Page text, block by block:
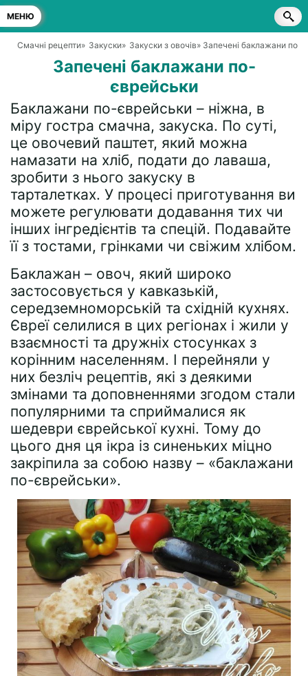
МЕНЮ
Смачні рецепти» Закуски» Закуски з овочів» Запечені баклажани по-
Запечені баклажани по-
єврейськи
Баклажани по-єврейськи – ніжна, в
міру гостра смачна, закуска. По суті,
це овочевий паштет, який можна
намазати на хліб, подати до лаваша,
зробити з нього закуску в
тарталетках. У процесі приготування ви
можете регулювати додавання тих чи
інших інгредієнтів та спецій. Подавайте
її з тостами, грінками чи свіжим хлібом.
Баклажан – овоч, який широко
застосовується у кавказькій,
середземноморській та східній кухнях.
Євреї селилися в цих регіонах і жили у
взаємності та дружніх стосунках з
корінним населенням. І перейняли у
них безліч рецептів, які з деякими
змінами та доповненнями згодом стали
популярними та сприймалися як
шедеври єврейської кухні. Тому до
цього дня ця ікра із синеньких міцно
закріпила за собою назву – «баклажани
по-єврейськи».